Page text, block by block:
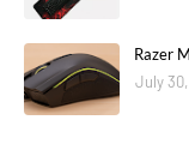
Razer
July